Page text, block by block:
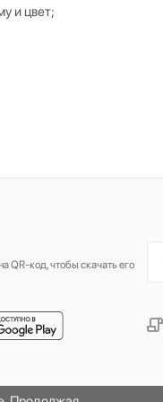
и цвет;
QR-код, чтобы скачать его